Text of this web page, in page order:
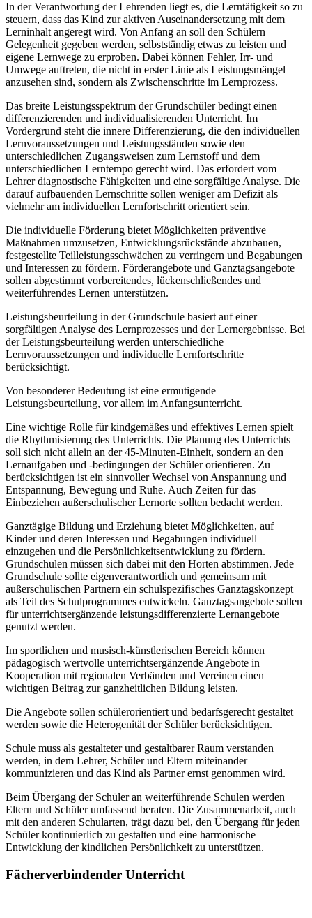
In der Verantwortung der Lehrenden liegt es, die Lerntätigkeit so zu
steuern, dass das Kind zur aktiven Auseinandersetzung mit dem
Lerninhalt angeregt wird. Von Anfang an soll den Schülern
Gelegenheit gegeben werden, selbstständig etwas zu leisten und
eigene Lernwege zu erproben. Dabei können Fehler, Irr- und
Umwege auftreten, die nicht in erster Linie als Leistungsmängel
anzusehen sind, sondern als Zwischenschritte im Lernprozess.
Das breite Leistungsspektrum der Grundschüler bedingt einen
differenzierenden und individualisierenden Unterricht. Im
Vordergrund steht die innere Differenzierung, die den individuellen
Lernvoraussetzungen und Leistungsständen sowie den
unterschiedlichen Zugangsweisen zum Lernstoff und dem
unterschiedlichen Lerntempo gerecht wird. Das erfordert vom
Lehrer diagnostische Fähigkeiten und eine sorgfältige Analyse. Die
darauf aufbauenden Lernschritte sollen weniger am Defizit als
vielmehr am individuellen Lernfortschritt orientiert sein.
Die individuelle Förderung bietet Möglichkeiten präventive
Maßnahmen umzusetzen, Entwicklungsrückstände abzubauen,
festgestellte Teilleistungsschwächen zu verringern und Begabungen
und Interessen zu fördern. Förderangebote und Ganztagsangebote
sollen abgestimmt vorbereitendes, lückenschließendes und
weiterführendes Lernen unterstützen.
Leistungsbeurteilung in der Grundschule basiert auf einer
sorgfältigen Analyse des Lernprozesses und der Lernergebnisse. Bei
der Leistungsbeurteilung werden unterschiedliche
Lernvoraussetzungen und individuelle Lernfortschritte
berücksichtigt.
Von besonderer Bedeutung ist eine ermutigende
Leistungsbeurteilung, vor allem im Anfangsunterricht.
Eine wichtige Rolle für kindgemäßes und effektives Lernen spielt
die Rhythmisierung des Unterrichts. Die Planung des Unterrichts
soll sich nicht allein an der 45-Minuten-Einheit, sondern an den
Lernaufgaben und -bedingungen der Schüler orientieren. Zu
berücksichtigen ist ein sinnvoller Wechsel von Anspannung und
Entspannung, Bewegung und Ruhe. Auch Zeiten für das
Einbeziehen außerschulischer Lernorte sollten bedacht werden.
Ganztägige Bildung und Erziehung bietet Möglichkeiten, auf
Kinder und deren Interessen und Begabungen individuell
einzugehen und die Persönlichkeitsentwicklung zu fördern.
Grundschulen müssen sich dabei mit den Horten abstimmen. Jede
Grundschule sollte eigenverantwortlich und gemeinsam mit
außerschulischen Partnern ein schulspezifisches Ganztagskonzept
als Teil des Schulprogrammes entwickeln. Ganztagsangebote sollen
für unterrichtsergänzende leistungsdifferenzierte Lernangebote
genutzt werden.
Im sportlichen und musisch-künstlerischen Bereich können
pädagogisch wertvolle unterrichtsergänzende Angebote in
Kooperation mit regionalen Verbänden und Vereinen einen
wichtigen Beitrag zur ganzheitlichen Bildung leisten.
Die Angebote sollen schülerorientiert und bedarfsgerecht gestaltet
werden sowie die Heterogenität der Schüler berücksichtigen.
Schule muss als gestalteter und gestaltbarer Raum verstanden
werden, in dem Lehrer, Schüler und Eltern miteinander
kommunizieren und das Kind als Partner ernst genommen wird.
Beim Übergang der Schüler an weiterführende Schulen werden
Eltern und Schüler umfassend beraten. Die Zusammenarbeit, auch
mit den anderen Schularten, trägt dazu bei, den Übergang für jeden
Schüler kontinuierlich zu gestalten und eine harmonische
Entwicklung der kindlichen Persönlichkeit zu unterstützen.
Fächerverbindender Unterricht